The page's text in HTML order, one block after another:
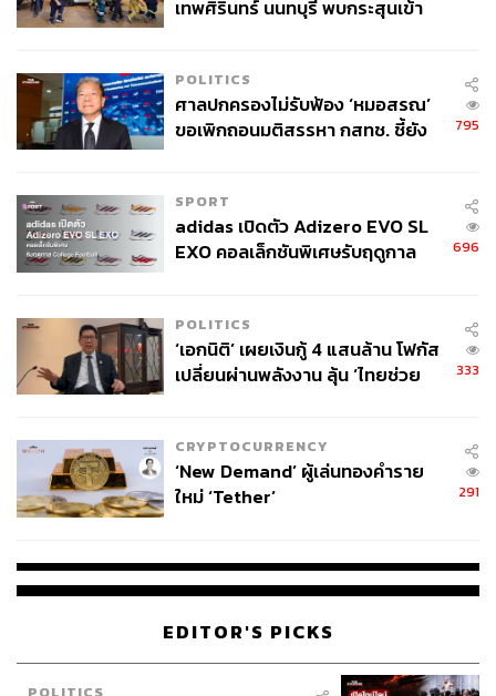
เทพศิรินทร์ นนทบุรี พบกระสุนเข้า
POLITICS
ศาลปกครองไม่รับฟ้อง ‘หมอสรณ’
ขอเพิกถอนมติสรรหา กสทช. ชี้ยัง
795
SPORT
adidas เปิดตัว Adizero EVO SL
EXO คอลเล็กชันพิเศษรับฤดูกาล
696
POLITICS
‘เอกนิติ’ เผยเงินกู้ 4 แสนล้าน โฟกัส
เปลี่ยนผ่านพลังงาน ลุ้น ‘ไทยช่วย
333
CRYPTOCURRENCY
‘New Demand’ ผู้เล่นทองคำราย
ใหม่ ‘Tether’
291
EDITOR'S PICKS
POLITICS